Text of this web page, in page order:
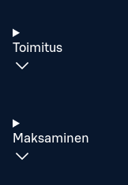
Toimitus
Maksaminen